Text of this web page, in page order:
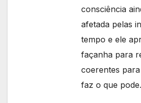
consciência
afetada pelas
tempo e ele
façanha para
coerentes
faz o que